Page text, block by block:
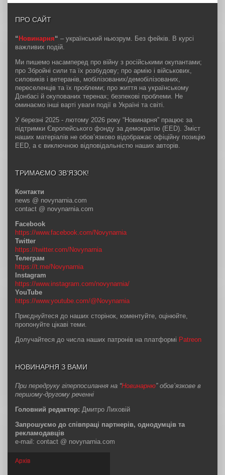
ПРО САЙТ
“ Новинарня“ – український ньюзрум. Без фейків. В курсі
важливих подій.
Ми пишемо насамперед про війну з російськими окупантами;
про Збройні сили та їх розбудову; про армію і військових,
силовиків і ветеранів, мобілізованих/демобілізованих,
переселенців та їх проблеми; про життя на українському
Донбасі й окупованих теренах; безпекові проблеми. Не
оминаємо інші варті уваги події в Україні та світі.
У березні 2025 - лютому 2026 року “Новинарня” працює за
підтримки Європейського фонду за демократію (EED). Зміст
наших матеріалів не обов’язково відображає офіційну позицію
EED, а є виключною відповідальністю наших авторів.
ТРИМАЄМО ЗВ’ЯЗОК!
Контакти
news @ novynarnia.com
contact @ novynarnia.com
Facebook
https://www.facebook.com/Novynarnia
Twitter
https://twitter.com/Novynarnia
Телеграм
https://t.me/Novynarnia
Instagram
https://www.instagram.com/novynarnia/
YouTube
https://www.youtube.com/@Novynarnia
Приєднуйтеся до наших сторінок, коментуйте, оцінюйте,
пропонуйте цікаві теми.
Долучайтеся до числа наших патронів на платформі Patreon
НОВИНАРНЯ З ВАМИ
При передруку гіперпосилання на “Новинарню” обов’язкове в
першому-другому реченні
Головний редактор: Дмитро Лиховій
Запрошуємо до співпраці партнерів, однодумців та
рекламодавців
e-mail: contact @ novynarnia.com
Архів